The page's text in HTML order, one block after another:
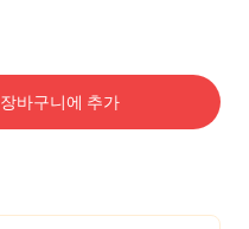
장바구니에 추가